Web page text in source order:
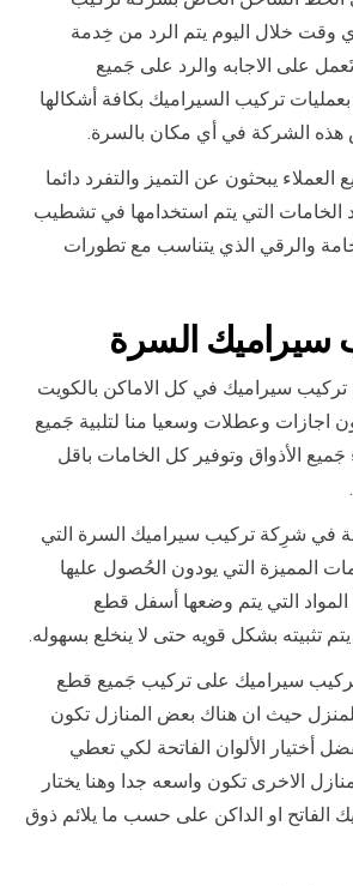
وقت خلال اليوم يتم الرد من خِدمة
تَعمل على الاجابه والرد على جَميع
تركيب السيراميك بكافة أشكالها
هذه الشركة في أي مكان بالسرة.
العملاء يبحثون عن التميز والتفرد دائما
التي يتم استخدامها في تشطيب
والرقي الذي يتناسب مع تطورات
سيراميك السرة
سيراميك في كل الاماكن بالكويت
ساعة دون اجازات وعطلات وسعيا منا لتلبية جَميع
جَميع الأذواق وتوفير كل الخامات باقل
في شرِكة تركيب سيراميك السرة التي
المميزة التي يودون الحُصول عليها
التي يتم وضعها أسفل قطع
تثبيته بشكل قويه حتى لا ينخلع بسهوله.
سيراميك على تركيب جَميع قطع
حيث ان هناك بعض المنازل تكون
أختيار الألوان الفاتحة لكي تعطي
الاخرى تكون واسعه جدا وهنا يختار
الفاتح او الداكن على حسب ما يلائم ذوق